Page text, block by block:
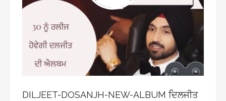
DILJEET-DOSANJH-NEW-ALBUM ਦਿਲਜੀਤ